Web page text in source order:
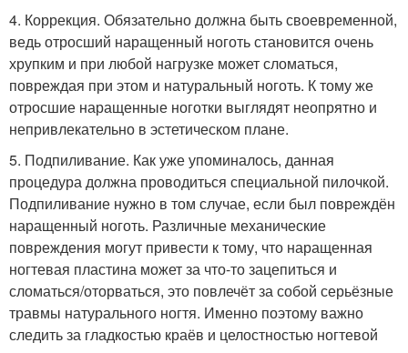
4. Коррекция. Обязательно должна быть своевременной,
ведь отросший наращенный ноготь становится очень
хрупким и при любой нагрузке может сломаться,
повреждая при этом и натуральный ноготь. К тому же
отросшие наращенные ноготки выглядят неопрятно и
непривлекательно в эстетическом плане.
5. Подпиливание. Как уже упоминалось, данная
процедура должна проводиться специальной пилочкой.
Подпиливание нужно в том случае, если был повреждён
наращенный ноготь. Различные механические
повреждения могут привести к тому, что наращенная
ногтевая пластина может за что-то зацепиться и
сломаться/оторваться, это повлечёт за собой серьёзные
травмы натурального ногтя. Именно поэтому важно
следить за гладкостью краёв и целостностью ногтевой